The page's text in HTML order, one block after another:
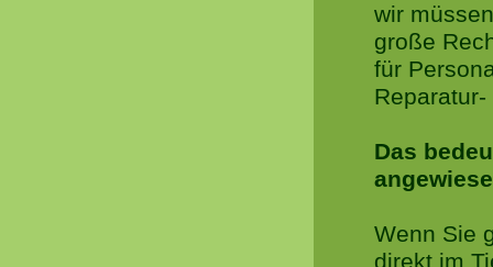
wir
große
für
Das
Wenn Sie
direkt im